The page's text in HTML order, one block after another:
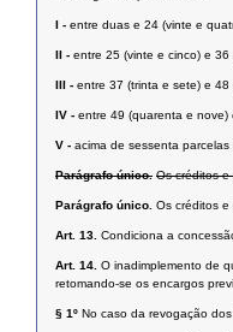
I - entre duas e 24 (vinte e
II - entre 25 (vinte e cinco) e
III - entre 37 (trinta e sete) e
IV - entre 49 (quarenta e nove)
V - acima de sessenta
Parágrafo único. Os créditos
Parágrafo único. Os créditos
Art. 13. Condiciona a
Art. 14. O inadimplemento de
retomando-se os encargos
§ 1º No caso da revogação